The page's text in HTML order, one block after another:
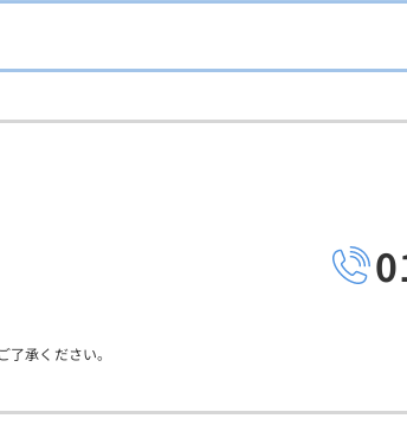
承ください。